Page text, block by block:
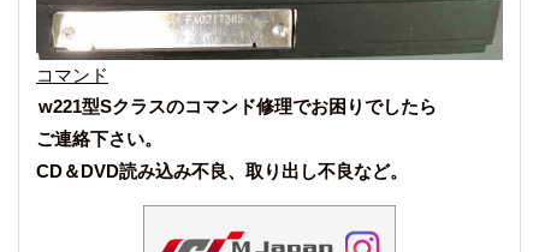
コマンド
w221型Sクラスのコマンド修理でお困りでしたら
ご連絡下さい。
CD＆DVD読み込み不良、取り出し不良など。